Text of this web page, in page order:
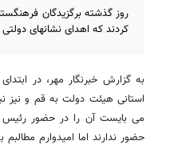
روز گذشته برگزیدگان
کردند که اهدای نشانهای
به گزارش خبرنگار مهر، در
استانی هیئت دولت به قم و نیز
می بایست آن را در حضور رئیس
حضور ندارند اما امیدوارم